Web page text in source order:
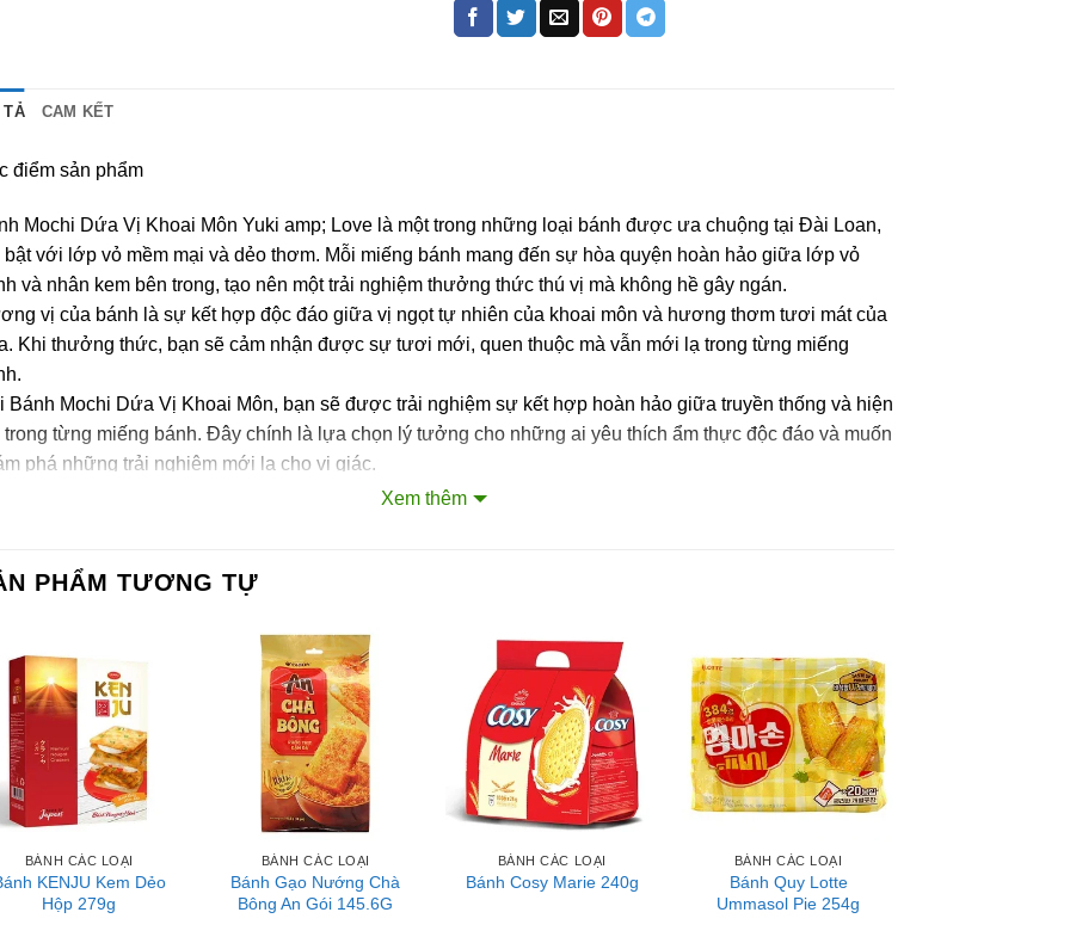
TẢ CAM KẾT
điểm sản phẩm
Mochi Dứa Vị Khoai Môn Yuki amp; Love là một trong những loại bánh được ưa chuộng tại Đài Loan,
bật với lớp vỏ mềm mại và dẻo thơm. Mỗi miếng bánh mang đến sự hòa quyện hoàn hảo giữa lớp vỏ
và nhân kem bên trong, tạo nên một trải nghiệm thưởng thức thú vị mà không hề gây ngán.
vị của bánh là sự kết hợp độc đáo giữa vị ngọt tự nhiên của khoai môn và hương thơm tươi mát của
Khi thưởng thức, bạn sẽ cảm nhận được sự tươi mới, quen thuộc mà vẫn mới lạ trong từng miếng
Bánh Mochi Dứa Vị Khoai Môn, bạn sẽ được trải nghiệm sự kết hợp hoàn hảo giữa truyền thống và hiện
trong từng miếng bánh. Đây chính là lựa chọn lý tưởng cho những ai yêu thích ẩm thực độc đáo và muốn
phá những trải nghiệm mới lạ cho vị giác.
trực tiếp sau khi mở hộp.
bảo quản sản phẩm, hãy để nơi khô ráo, thoáng mát và tránh tiếp xúc trực tiếp với ánh nắng mặt trời.
hệ với Sài Gòn O2O
Fanpage Sài Gòn O2O
thống của chúng tôi
Sài Gòn phân phối băng keo
ván sàn
Xem thêm
PHẨM TƯƠNG TỰ
BÁNH CÁC LOẠI
KENJU Kem Dẻo
Hộp 279g
BÁNH CÁC LOẠI
Bánh Gạo Nướng Chà
Bông An Gói 145.6G
BÁNH CÁC LOẠI
Bánh Cosy Marie 240g
BÁNH CÁC LOẠI
Bánh Quy Lotte
Ummasol Pie 254g